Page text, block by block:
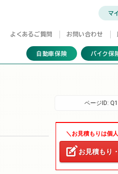
マ
よくあるご質問 お問い合わせ
自動車保険 バイク保
＼お見積もりは個
お見積もり
ページID: